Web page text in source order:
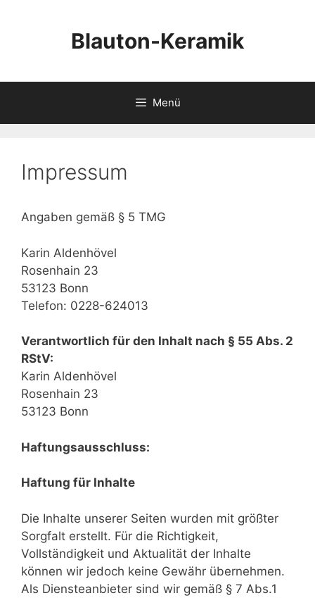
Blauton-Keramik
Menü
Impressum
Angaben gemäß § 5 TMG
Karin Aldenhövel
Rosenhain 23
53123 Bonn
Telefon: 0228-624013
Verantwortlich für den Inhalt nach § 55 Abs. 2
RStV:
Karin Aldenhövel
Rosenhain 23
53123 Bonn
Haftungsausschluss:
Haftung für Inhalte
Die Inhalte unserer Seiten wurden mit größter
Sorgfalt erstellt. Für die Richtigkeit,
Vollständigkeit und Aktualität der Inhalte
können wir jedoch keine Gewähr übernehmen.
Als Diensteanbieter sind wir gemäß § 7 Abs.1